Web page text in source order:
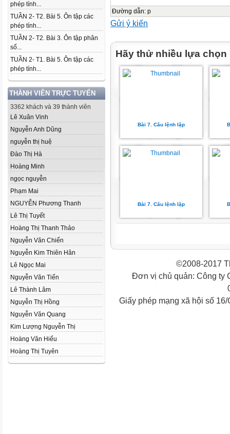
phép tính...
TUẦN 2- T2. Bài 5. Ôn tập các
phép tính...
TUẦN 2- T2. Bài 3. Ôn tập phân
số...
TUẦN 2- T1. Bài 5. Ôn tập các
phép tính...
THÀNH VIÊN TRỰC TUYẾN
3362 khách và 39 thành viên
Lê Xuân Vinh
Nguyễn Anh Dũng
nguyễn thị huệ
Đào Thị Hà
Hoàng Minh
ngọc nguyễn
Phạm Mai
NGUYỄN Phương Thanh
Lê Thị Tuyết
Hoàng Thị Thanh Thảo
Nguyễn Văn Chiến
Nguyễn Kim Thiên Hân
Lê Ngọc Mai
Nguyễn Văn Tiến
Lê Thành Lâm
Nguyễn Thị Hồng
Nguyễn Văn Quang
Kim Lượng Nguyễn Thị
Hoàng Văn Hiếu
Hoàng Thị Tuyên
Đường dẫn: p
Gửi ý kiến
Hãy thử nhiều lựa chọn
Bài 7. Câu lệnh lặp
Bài 7. Câu lệnh lặp
©2008-2017
Đơn vị chủ quản: Công ty
Giấy phép mạng xã hội số